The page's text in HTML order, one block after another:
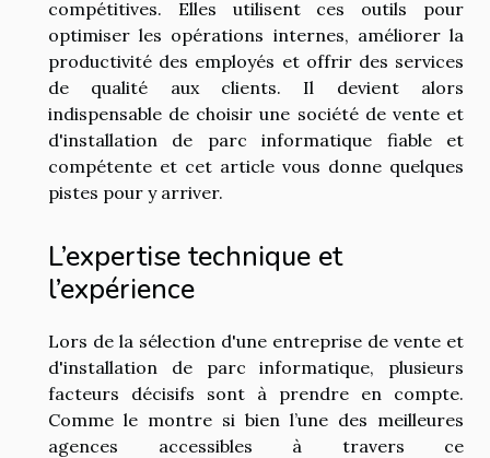
compétitives. Elles utilisent ces outils pour
optimiser les opérations internes, améliorer la
productivité des employés et offrir des services
de qualité aux clients. Il devient alors
indispensable de choisir une société de vente et
d'installation de parc informatique fiable et
compétente et cet article vous donne quelques
pistes pour y arriver.
L’expertise technique et
l’expérience
Lors de la sélection d'une entreprise de vente et
d'installation de parc informatique, plusieurs
facteurs décisifs sont à prendre en compte.
Comme le montre si bien l’une des meilleures
agences accessibles à travers ce